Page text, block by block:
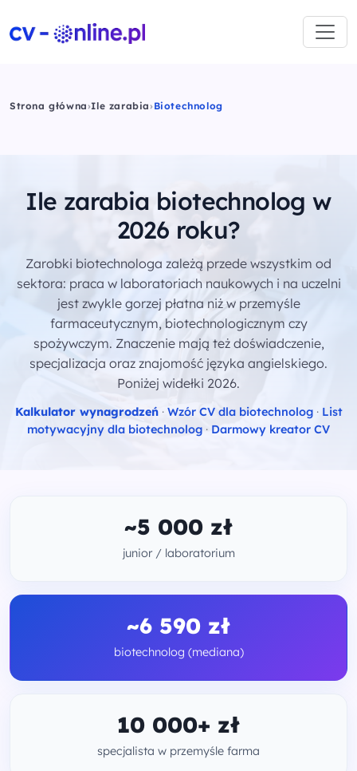
Strona główna›Ile zarabia› Biotechnolog
Ile zarabia biotechnolog w
2026 roku?
Zarobki biotechnologa zależą przede wszystkim od
sektora: praca w laboratoriach naukowych i na uczelni
jest zwykle gorzej płatna niż w przemyśle
farmaceutycznym, biotechnologicznym czy
spożywczym. Znaczenie mają też doświadczenie,
specjalizacja oraz znajomość języka angielskiego.
Poniżej widełki 2026.
Kalkulator wynagrodzeń · Wzór CV dla biotechnolog · List
motywacyjny dla biotechnolog · Darmowy kreator CV
~5 000 zł
junior / laboratorium
~6 590 zł
biotechnolog (mediana)
10 000+ zł
specjalista w przemyśle farma